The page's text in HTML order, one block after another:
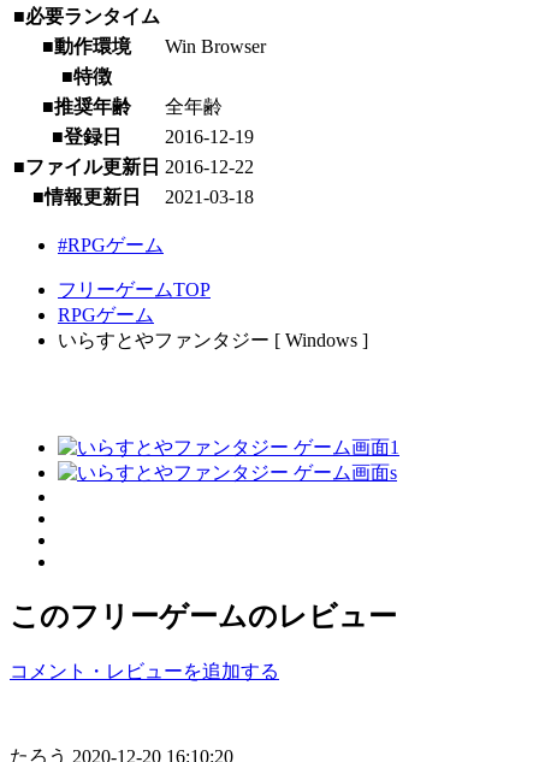
■必要ランタイム
■動作環境
Win Browser
■特徴
■推奨年齢
全年齢
■登録日
2016-12-19
■ファイル更新日 2016-12-22
■情報更新日
2021-03-18
#RPGゲーム
フリーゲームTOP
RPGゲーム
いらすとやファンタジー [ Windows ]
このフリーゲームのレビュー
コメント・レビューを追加する
たろう 2020-12-20 16:10:20